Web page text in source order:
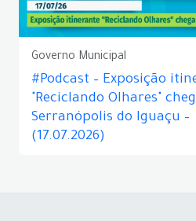
Governo Municipal
#Podcast – Exposição
"Reciclando Olhares"
Serranópolis do Iguaçu –
(17.07.2026)